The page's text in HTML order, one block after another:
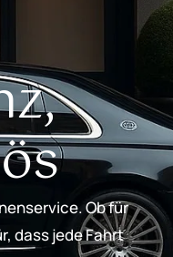
Ob für
dass jede Fahrt